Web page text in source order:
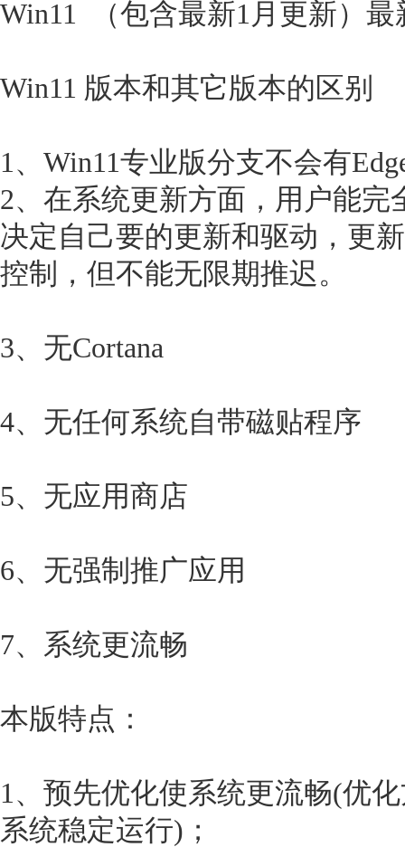
Win11 （包含最新1月更新）最
Win11 版本和其它版本的区别
1、Win11专业版分支不会有
2、在系统更新方面，用户能
决定自己要的更新和驱动，更
控制，但不能无限期推迟。
3、无Cortana
4、无任何系统自带磁贴程序
5、无应用商店
6、无强制推广应用
7、系统更流畅
本版特点：
1、预先优化使系统更流畅(优
系统稳定运行)；